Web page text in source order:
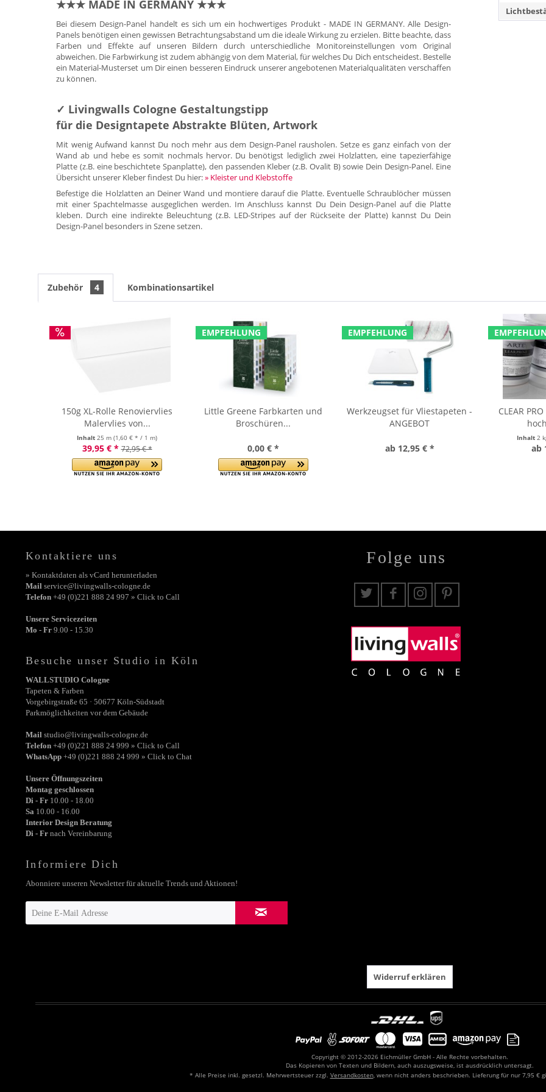
★★★ MADE IN GERMANY ★★★
Bei diesem Design-Panel handelt es sich um ein hochwertiges Produkt - MADE IN GERMANY. Alle Design-
Panels benötigen einen gewissen Betrachtungsabstand um die ideale Wirkung zu erzielen. Bitte beachte, dass
Farben und Effekte auf unseren Bildern durch unterschiedliche Monitoreinstellungen vom Original
abweichen. Die Farbwirkung ist zudem abhängig von dem Material, für welches Du Dich entscheidest. Bestelle
ein Material-Musterset um Dir einen besseren Eindruck unserer angebotenen Materialqualitäten verschaffen
zu können.
✓ Livingwalls Cologne Gestaltungstipp
für die Designtapete Abstrakte Blüten, Artwork
Mit wenig Aufwand kannst Du noch mehr aus dem Design-Panel rausholen. Setze es ganz einfach von der
Wand ab und hebe es somit nochmals hervor. Du benötigst lediglich zwei Holzlatten, eine tapezierfähige
Platte (z.B. eine beschichtete Spanplatte), den passenden Kleber (z.B. Ovalit B) sowie Dein Design-Panel. Eine
Übersicht unserer Kleber findest Du hier:» Kleister und Klebstoffe
Befestige die Holzlatten an Deiner Wand und montiere darauf die Platte. Eventuelle Schraublöcher müssen
mit einer Spachtelmasse ausgeglichen werden. Im Anschluss kannst Du Dein Design-Panel auf die Platte
kleben. Durch eine indirekte Beleuchtung (z.B. LED-Stripes auf der Rückseite der Platte) kannst Du Dein
Design-Panel besonders in Szene setzen.
Zubehör 4 Kombinationsartikel
150g XL-Rolle Renoviervlies
Malervlies von...
Inhalt 25 m (1,60 € * / 1 m)
39,95 € * 72,95 € *
EMPFEHLUNG
Little Greene Farbkarten und
Broschüren...
0,00 € *
EMPFEHLUNG
Werkzeugset für Vliestapeten -
ANGEBOT
ab 12,95 € *
CLEAR
Inhalt 2
ab
Kontaktiere uns
» Kontaktdaten als vCard herunterladen
Mail service@livingwalls-cologne.de
Telefon +49 (0)221 888 24 997 » Click to Call
Unsere Servicezeiten
Mo - Fr 9.00 - 15.30
Besuche unser Studio in Köln
WALLSTUDIO Cologne
Tapeten & Farben
Vorgebirgstraße 65 · 50677 Köln-Südstadt
Parkmöglichkeiten vor dem Gebäude
Mail studio@livingwalls-cologne.de
Telefon +49 (0)221 888 24 999 » Click to Call
WhatsApp +49 (0)221 888 24 999 » Click to Chat
Unsere Öffnungszeiten
Montag geschlossen
Di - Fr 10.00 - 18.00
Sa 10.00 - 16.00
Interior Design Beratung
Di - Fr nach Vereinbarung
Informiere Dich
Abonniere unseren Newsletter für aktuelle Trends und Aktionen!
Folge uns
Widerruf erklären
Copyright © 2012-2026 Eichmüller GmbH - Alle Rechte vorbehalten.
Das Kopieren von Texten und Bildern, auch auszugsweise, ist ausdrücklich untersagt.
* Alle Preise inkl. gesetzl. Mehrwertsteuer zzgl. Versandkosten, wenn nicht anders beschrieben. Lieferung für nur 7,95 €